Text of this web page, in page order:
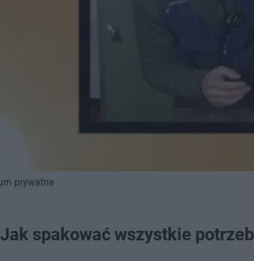
prywatne
spakować wszystkie